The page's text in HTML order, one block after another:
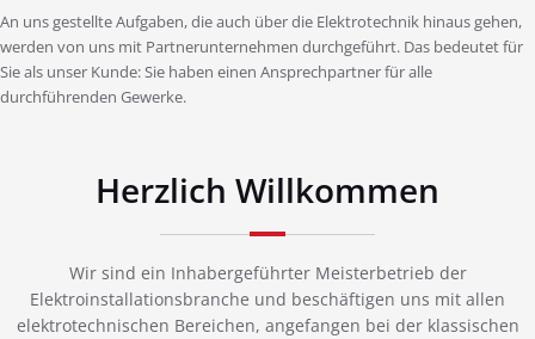
An uns gestellte Aufgaben, die auch über die Elektrotechnik hinaus gehen,
werden von uns mit Partnerunternehmen durchgeführt. Das bedeutet für
Sie als unser Kunde: Sie haben einen Ansprechpartner für alle
durchführenden Gewerke.
Herzlich Willkommen
Wir sind ein Inhabergeführter Meisterbetrieb der
Elektroinstallationsbranche und beschäftigen uns mit allen
elektrotechnischen Bereichen, angefangen bei der klassischen